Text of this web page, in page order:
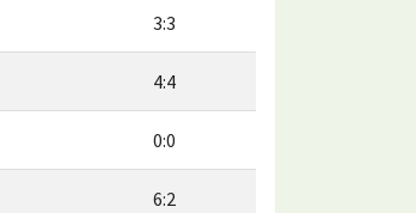
3:3
4:4
0:0
6:2